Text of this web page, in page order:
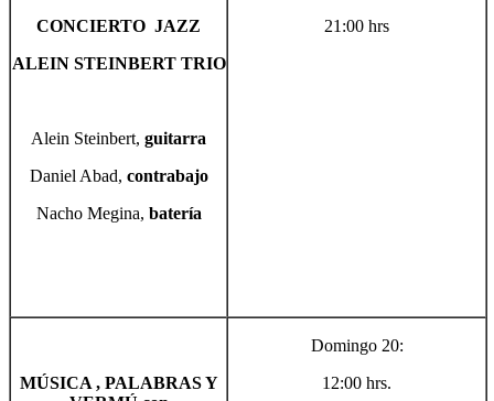
CONCIERTO JAZZ
ALEIN STEINBERT TRIO
Alein Steinbert, guitarra
Daniel Abad, contrabajo
Nacho Megina, batería
21:00 hrs
MÚSICA , PALABRAS Y
Domingo 20:
12:00 hrs.